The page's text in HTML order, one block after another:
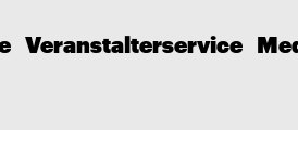
Veranstalterservice